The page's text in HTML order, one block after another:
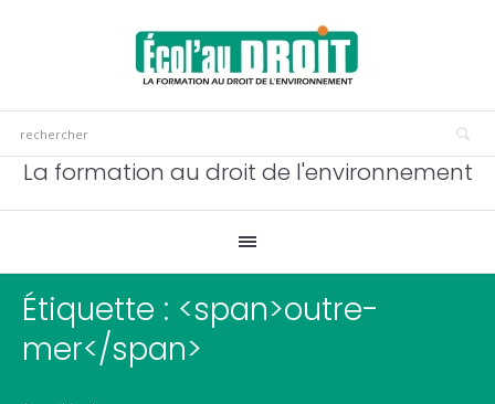
La formation au droit de l'environnement
Étiquette : <span>outre-
mer</span>